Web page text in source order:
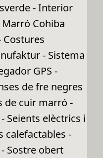
- Interior
Cohiba
Costures
- Sistema
GPS -
de fre negres
de cuir marró -
Seients elèctrics i
calefactables -
Sostre obert